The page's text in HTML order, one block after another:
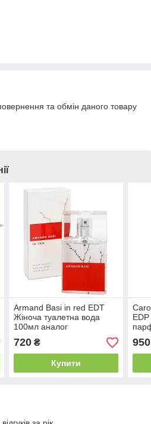
та обмін даного товару
Armand Basi in red EDT
Жіноча туалетна вода
100мл аналог
720₴
Купити
950